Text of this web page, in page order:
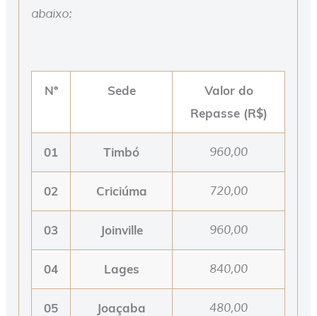
abaixo:
Nº Sede
Valor do
Repasse (R$)
01 Timbó 960,00
02 Criciúma 720,00
03 Joinville 960,00
04 Lages 840,00
05 Joaçaba 480,00